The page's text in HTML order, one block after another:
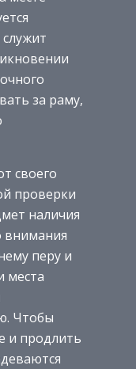
за раму,
своего
проверки
наличия
внимания
перу и
места
Чтобы
и продлить